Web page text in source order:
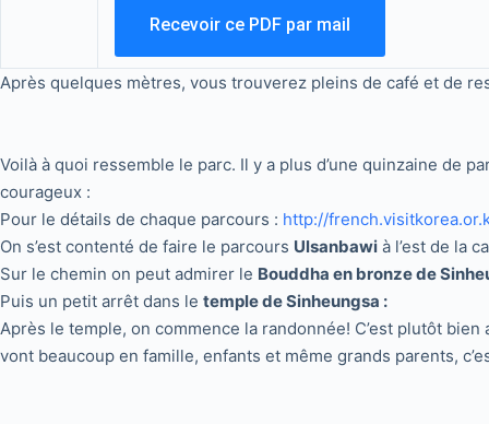
Après quelques mètres, vous trouverez pleins de café et de
Voilà à quoi ressemble le parc. Il y a plus d’une quinzaine de
courageux :
Pour le détails de chaque parcours : http://
On s’est contenté de faire le parcours Ulsanbawi à l’est de la
Sur le chemin on peut admirer le Bouddha en bronze de
Puis un petit arrêt dans le temple de Sinheungsa :
Après le temple, on commence la randonnée! C’est plutôt bien
vont beaucoup en famille, enfants et même grands parents,